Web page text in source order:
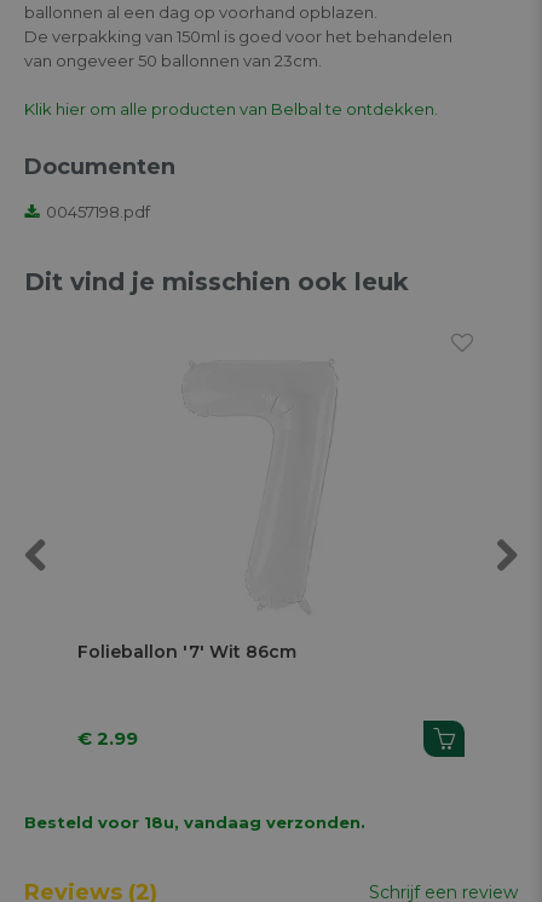
ballonnen al een dag op voorhand opblazen.
De verpakking van 150ml is goed voor het behandelen
van ongeveer 50 ballonnen van 23cm.
Klik hier om alle producten van Belbal te ontdekken.
Documenten
00457198.pdf
Dit vind je misschien ook leuk
Folieballon '7' Wit 86cm
€ 2.99
Besteld voor 18u, vandaag verzonden.
Reviews (2) Schrijf een review